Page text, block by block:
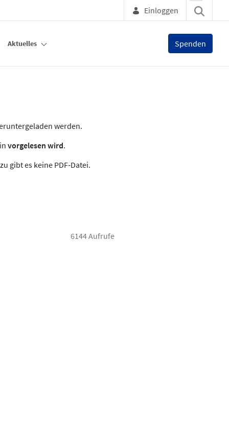
Einloggen
Aktuelles Spenden
werden.
vorgelesen wird.
gibt es keine PDF-Datei.
6144 Aufrufe